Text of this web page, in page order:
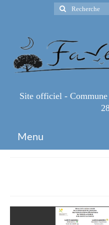
Rechercher
:
Site officiel -
Menu
Infos Pratiques